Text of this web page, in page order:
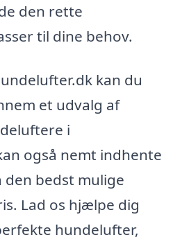
den rette
til dine behov.
kan du
et udvalg af
i
også nemt indhente
den bedst mulige
Lad os hjælpe dig
hundelufter,